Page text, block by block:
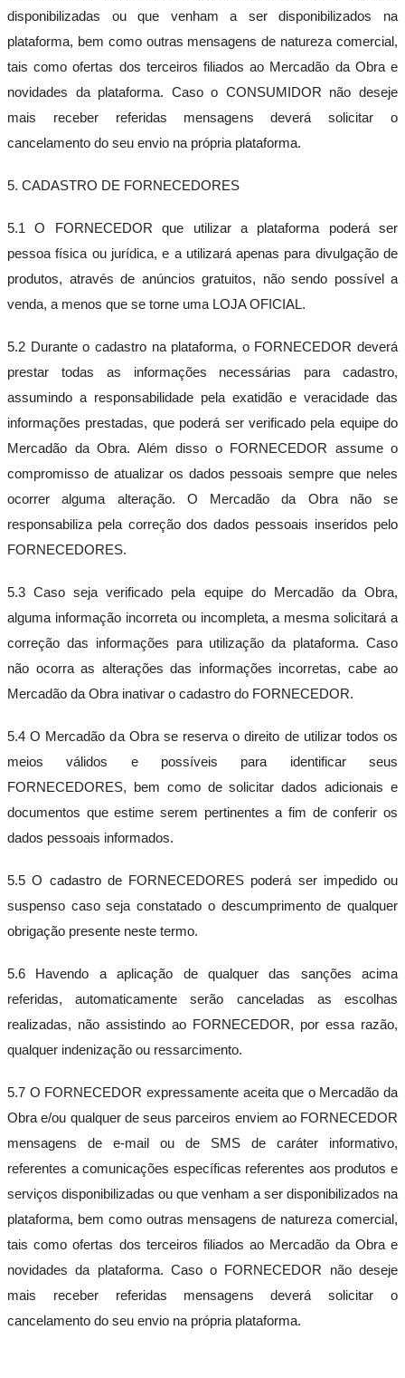
disponibilizadas ou que venham a ser disponibilizados na
plataforma, bem como outras mensagens de natureza comercial,
tais como ofertas dos terceiros filiados ao Mercadão da Obra e
novidades da plataforma. Caso o CONSUMIDOR não deseje
mais receber referidas mensagens deverá solicitar o
cancelamento do seu envio na própria plataforma.
5. CADASTRO DE FORNECEDORES
5.1 O FORNECEDOR que utilizar a plataforma poderá ser
pessoa física ou jurídica, e a utilizará apenas para divulgação de
produtos, através de anúncios gratuitos, não sendo possível a
venda, a menos que se torne uma LOJA OFICIAL.
5.2 Durante o cadastro na plataforma, o FORNECEDOR deverá
prestar todas as informações necessárias para cadastro,
assumindo a responsabilidade pela exatidão e veracidade das
informações prestadas, que poderá ser verificado pela equipe do
Mercadão da Obra. Além disso o FORNECEDOR assume o
compromisso de atualizar os dados pessoais sempre que neles
ocorrer alguma alteração. O Mercadão da Obra não se
responsabiliza pela correção dos dados pessoais inseridos pelo
FORNECEDORES.
5.3 Caso seja verificado pela equipe do Mercadão da Obra,
alguma informação incorreta ou incompleta, a mesma solicitará a
correção das informações para utilização da plataforma. Caso
não ocorra as alterações das informações incorretas, cabe ao
Mercadão da Obra inativar o cadastro do FORNECEDOR.
5.4 O Mercadão da Obra se reserva o direito de utilizar todos os
meios válidos e possíveis para identificar seus
FORNECEDORES, bem como de solicitar dados adicionais e
documentos que estime serem pertinentes a fim de conferir os
dados pessoais informados.
5.5 O cadastro de FORNECEDORES poderá ser impedido ou
suspenso caso seja constatado o descumprimento de qualquer
obrigação presente neste termo.
5.6 Havendo a aplicação de qualquer das sanções acima
referidas, automaticamente serão canceladas as escolhas
realizadas, não assistindo ao FORNECEDOR, por essa razão,
qualquer indenização ou ressarcimento.
5.7 O FORNECEDOR expressamente aceita que o Mercadão da
Obra e/ou qualquer de seus parceiros enviem ao FORNECEDOR
mensagens de e-mail ou de SMS de caráter informativo,
referentes a comunicações específicas referentes aos produtos e
serviços disponibilizadas ou que venham a ser disponibilizados na
plataforma, bem como outras mensagens de natureza comercial,
tais como ofertas dos terceiros filiados ao Mercadão da Obra e
novidades da plataforma. Caso o FORNECEDOR não deseje
mais receber referidas mensagens deverá solicitar o
cancelamento do seu envio na própria plataforma.